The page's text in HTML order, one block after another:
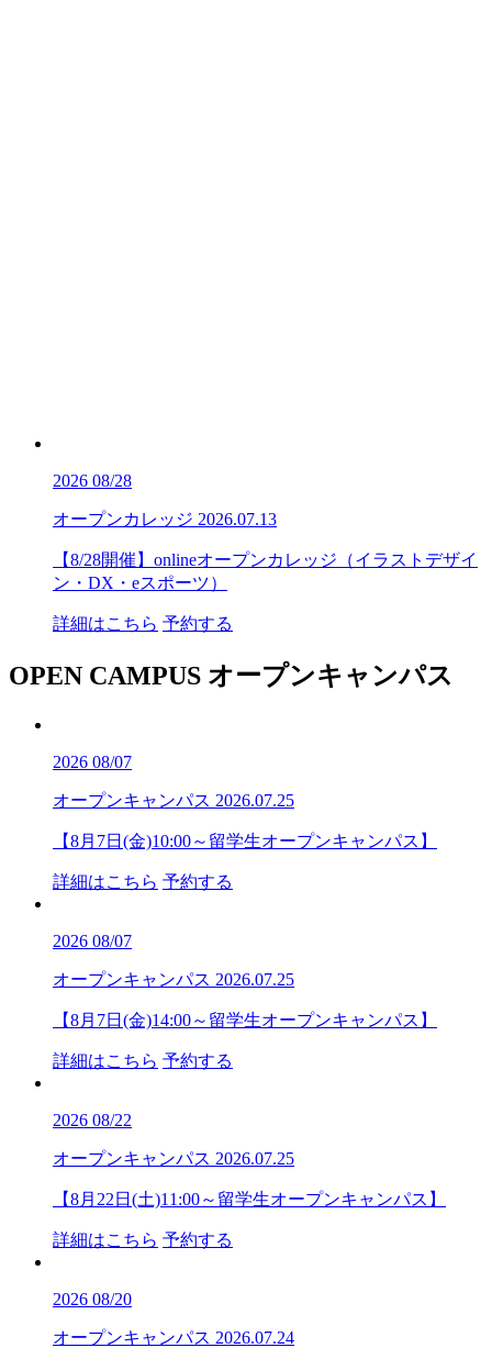
2026 08/28
オープンカレッジ 2026.07.13
【8/28開催】onlineオープンカレッジ（イラストデザイ
ン・DX・eスポーツ）
詳細はこちら 予約する
OPEN CAMPUS オープンキャンパス
2026 08/07
オープンキャンパス 2026.07.25
【8月7日(金)10:00～留学生オープンキャンパス】
詳細はこちら 予約する
2026 08/07
オープンキャンパス 2026.07.25
【8月7日(金)14:00～留学生オープンキャンパス】
詳細はこちら 予約する
2026 08/22
オープンキャンパス 2026.07.25
【8月22日(土)11:00～留学生オープンキャンパス】
詳細はこちら 予約する
2026 08/20
オープンキャンパス 2026.07.24